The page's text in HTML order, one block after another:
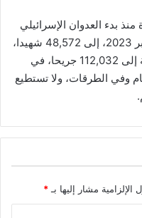
بدء العدوان الإسرائيلي
في السابع من شهر تشرين الأول/ أكتوبر 2023، إلى 48,572 شهيدا،
أغلبيتهم من الأطفال والنساء، بالإضافة إلى 112,032 جريحا، في
وفي الطرقات، ولا تستطيع
الإلزامية مشار إليها بـ *